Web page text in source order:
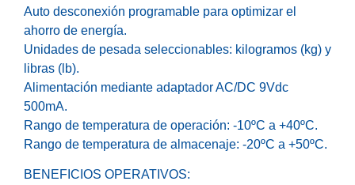
Auto desconexión programable para optimizar el
ahorro de energía.
Unidades de pesada seleccionables: kilogramos (kg) y
libras (lb).
Alimentación mediante adaptador AC/DC 9Vdc
500mA.
Rango de temperatura de operación: -10ºC a +40ºC.
Rango de temperatura de almacenaje: -20ºC a +50ºC.
BENEFICIOS OPERATIVOS: